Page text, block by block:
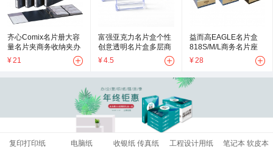
齐心Comix名片册大容
量名片夹商务收纳夹办
公卡包活页名片夹
¥21
富强亚克力名片盒个性
创意透明名片盒多层商
务名片盒
¥4.5
益而高EAGLE名片盒
818S/M/L商务名片座
¥28
复印打印纸 电脑纸 收银纸 传真纸 工程设计用纸 笔记本 软皮本